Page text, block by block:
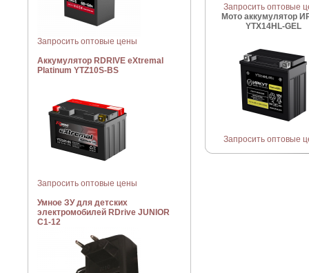
Запросить оптовые цены
Аккумулятор RDRIVE eXtremal
Platinum YTZ10S-BS
Запросить оптовые цены
Умное ЗУ для детских
электромобилей RDrive JUNIOR
C1-12
Запросить оптовые
Мото аккумулятор
YTX14HL-GEL
Запросить оптовые